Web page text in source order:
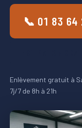
📞 01 83 64
Enlèvement gratuit à
7j/7 de 8h à 21h